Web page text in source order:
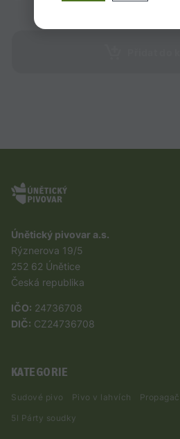
Únětický pivovar a.s.
Rýznerova 19/5
252 62 Únětice
Česká republika
IČO: 24736708
DIČ: CZ24736708
KATEGORIE
Sudové pivo Pivo v lahvích
5l Párty soudky